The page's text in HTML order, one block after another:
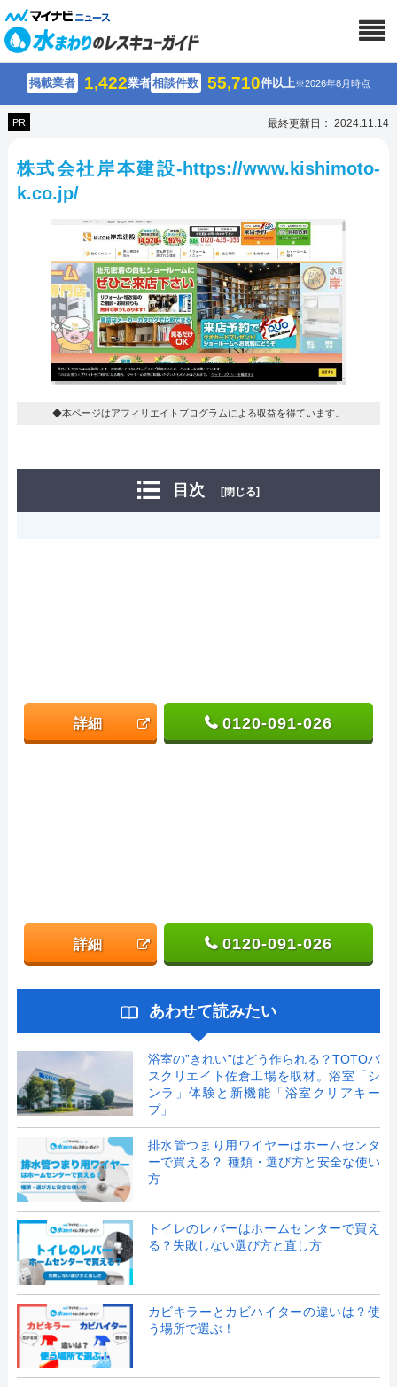
掲載業者 1,422業者相談件数 55,710件以上※2026年8月時点
PR 最終更新日： 2024.11.14
株式会社岸本建設-https://www.kishimoto-
k.co.jp/
◆本ページはアフィリエイトプログラムによる収益を得ています。
目次 [閉じる]
詳細 0120-091-026
詳細 0120-091-026
あわせて読みたい
浴室の”きれい”はどう作られる？TOTOバ
スクリエイト佐倉工場を取材。浴室「シ
ンラ」体験と新機能「浴室クリアキー
プ」
排水管つまり用ワイヤーはホームセンタ
ーで買える？ 種類・選び方と安全な使い
方
トイレのレバーはホームセンターで買え
る？失敗しない選び方と直し方
カビキラーとカビハイターの違いは？使
う場所で選ぶ！